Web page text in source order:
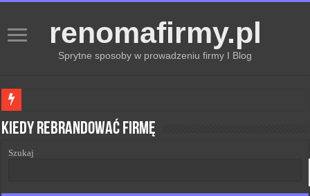
renomafirmy.pl
Sprytne sposoby w prowadzeniu firmy I Blog
Marka osobista przez pasje — jak hobby buduje wizerunek profesjonalisty
Kiedy rebrandować firmę
Szukaj